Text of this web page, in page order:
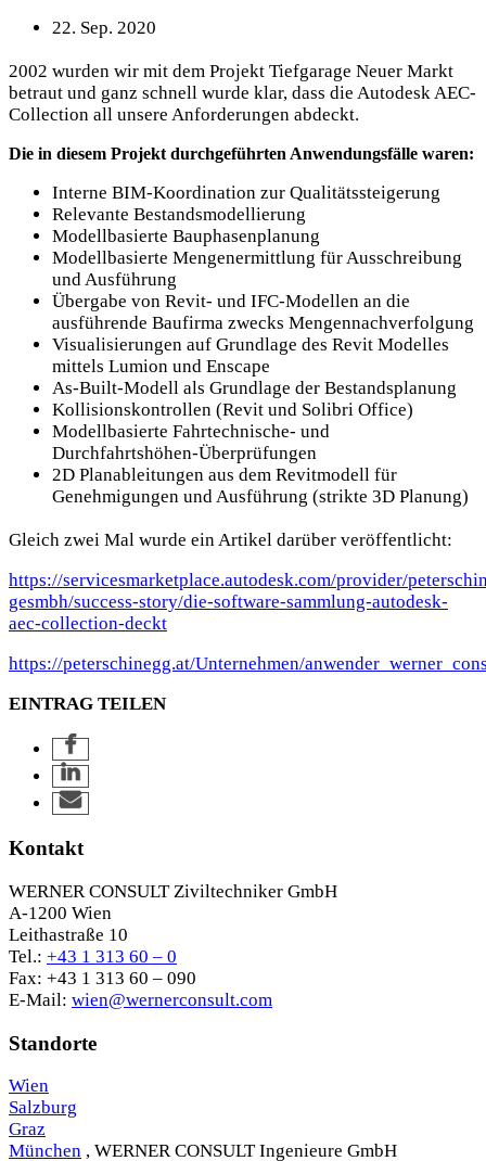
22. Sep. 2020
2002 wurden wir mit dem Projekt Tiefgarage Neuer Markt
betraut und ganz schnell wurde klar, dass die Autodesk AEC-
Collection all unsere Anforderungen abdeckt.
Die in diesem Projekt durchgeführten Anwendungsfälle waren:
Interne BIM-Koordination zur Qualitätssteigerung
Relevante Bestandsmodellierung
Modellbasierte Bauphasenplanung
Modellbasierte Mengenermittlung für Ausschreibung
und Ausführung
Übergabe von Revit- und IFC-Modellen an die
ausführende Baufirma zwecks Mengennachverfolgung
Visualisierungen auf Grundlage des Revit Modelles
mittels Lumion und Enscape
As-Built-Modell als Grundlage der Bestandsplanung
Kollisionskontrollen (Revit und Solibri Office)
Modellbasierte Fahrtechnische- und
Durchfahrtshöhen-Überprüfungen
2D Planableitungen aus dem Revitmodell für
Genehmigungen und Ausführung (strikte 3D Planung)
Gleich zwei Mal wurde ein Artikel darüber veröffentlicht:
https://servicesmarketplace.autodesk.com/provider/
gesmbh/success-story/die-software-sammlung-autodesk-
aec-collection-deckt
https://peterschinegg.at/Unternehmen/
EINTRAG TEILEN
Kontakt
WERNER CONSULT Ziviltechniker GmbH
A-1200 Wien
Leithastraße 10
Tel.: +43 1 313 60 – 0
Fax: +43 1 313 60 – 090
E-Mail: wien@wernerconsult.com
Standorte
Wien
Salzburg
Graz
München , WERNER CONSULT Ingenieure GmbH